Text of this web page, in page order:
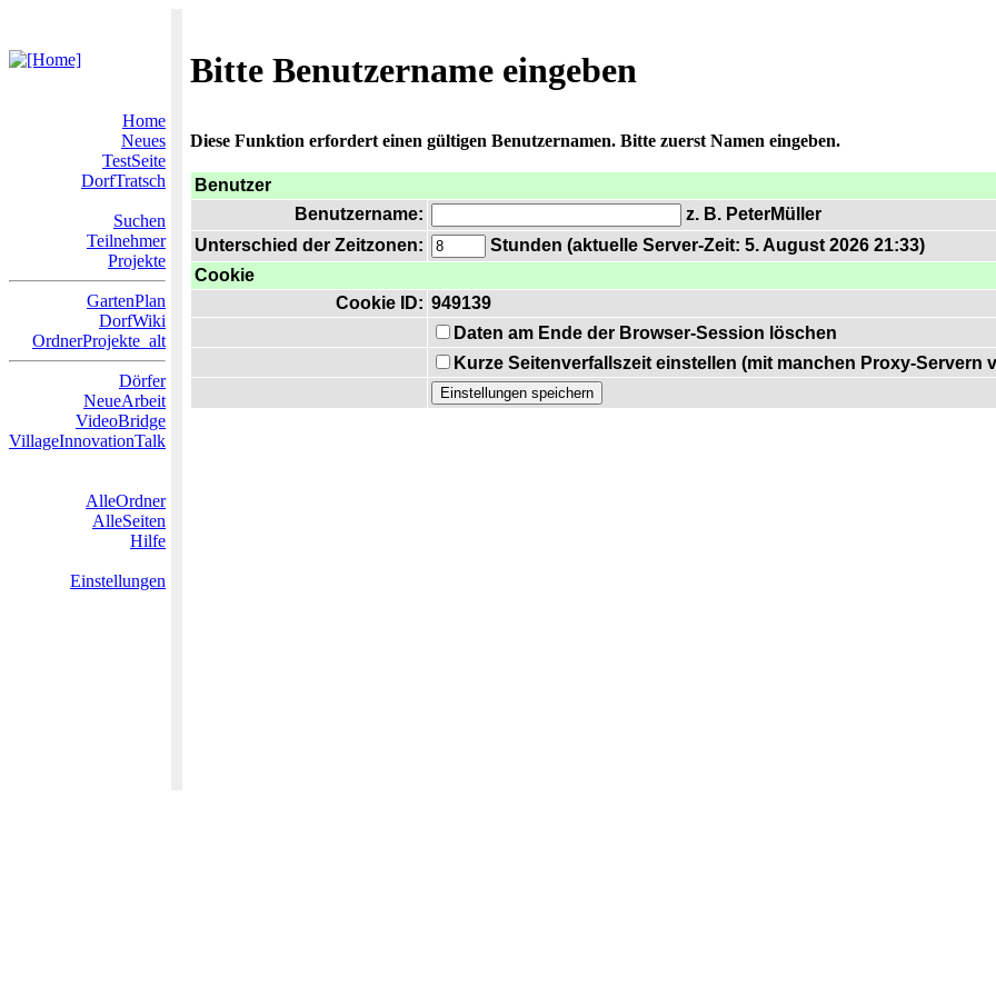
Bitte Benutzername eingeben
Home
Neues
TestSeite
DorfTratsch
Suchen
Teilnehmer
Projekte
GartenPlan
DorfWiki
OrdnerProjekte_alt
Dörfer
NeueArbeit
VideoBridge
VillageInnovationTalk
AlleOrdner
AlleSeiten
Hilfe
Einstellungen
Diese Funktion erfordert einen gültigen Benutzernamen. Bitte zuerst Namen eingeben.
Benutzer
Benutzername:
z. B. PeterMüller
Unterschied der Zeitzonen:
Stunden (aktuelle Server-Zeit: 5. August 2026 21:33)
Cookie
Cookie ID: 949139
Daten am Ende der Browser-Session löschen
Kurze Seitenverfallszeit einstellen (mit manchen Proxy-Servern